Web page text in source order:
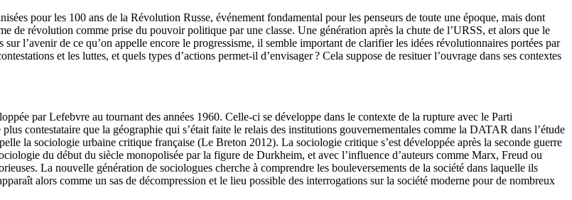
pour les 100 ans de la Révolution Russe, événement fondamental pour les penseurs de toute une époque, mais dont
de révolution comme prise du pouvoir politique par une classe. Une génération après la chute de l’URSS, et alors que le
l’avenir de ce qu’on appelle encore le progressisme, il semble important de clarifier les idées révolutionnaires portées par
et les luttes, et quels types d’actions permet-il d’envisager ? Cela suppose de resituer l’ouvrage dans ses contextes
par Lefebvre au tournant des années 1960. Celle-ci se développe dans le contexte de la rupture avec le Parti
contestataire que la géographie qui s’était faite le relais des institutions gouvernementales comme la DATAR dans l’étude
la sociologie urbaine critique française (Le Breton 2012). La sociologie critique s’est développée après la seconde guerre
du début du siècle monopolisée par la figure de Durkheim, et avec l’influence d’auteurs comme Marx, Freud ou
La nouvelle génération de sociologues cherche à comprendre les bouleversements de la société dans laquelle ils
alors comme un sas de décompression et le lieu possible des interrogations sur la société moderne pour de nombreux